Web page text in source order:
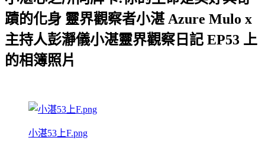
蹟的化身 靈界觀察者小湛 Azure Mulo x
主持人彭瀞儀小湛靈界觀察日記 EP53 上
的相簿照片
小湛53上F.png